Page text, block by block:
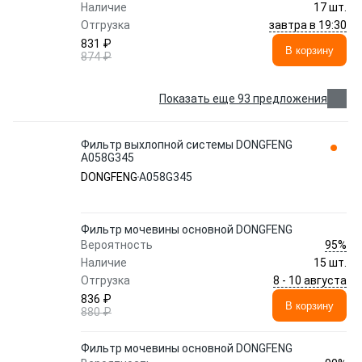
Наличие
17 шт.
Отгрузка
завтра в 19:30
831 ₽
874 ₽
В корзину
Показать еще 93 предложения
Фильтр выхлопной системы DONGFENG
A058G345
DONGFENGA058G345
Фильтр мочевины основной DONGFENG
Вероятность
95%
Наличие
15 шт.
Отгрузка
8 - 10 августа
836 ₽
880 ₽
В корзину
Фильтр мочевины основной DONGFENG